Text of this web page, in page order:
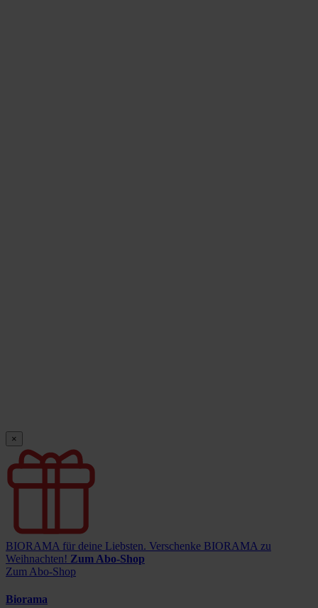
×
BIORAMA für deine Liebsten. Verschenke BIORAMA zu
Weihnachten! Zum Abo-Shop
Zum Abo-Shop
Biorama